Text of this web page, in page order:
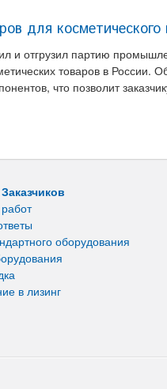
для
и отгрузил партию
товаров в России.
что позволит
оборудования
в лизинг